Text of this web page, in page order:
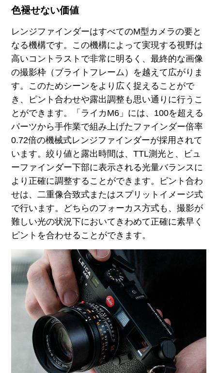
色褪せない価値
レンジファインダーはすべてのM型カメラの要と
なる機構です。この機構によって実現する視野は
高いコントラストで非常に明るく、最終的な画像
の撮影枠（ブライトフレーム）を越えて広がりま
す。このためシーンをより広く捉えることがで
き、ピント合わせや露出調整も思い通りに行うこ
とができます。「ライカM6」には、100を超える
パーツから手作業で組み上げたファインダー倍率
0.72倍の機械式レンジファインダーが採用されて
います。絞り値と露出時間は、TTL測光と、ビュ
ーファインダー下部に表示される光量バランスに
より正確に調整することができます。ピント合わ
せは、二重像合致式またはスプリットイメージ式
で行います。どちらのフォーカス方式も、撮影が
難しい光の状況下においてきわめて正確に素早く
ピントを合わせることができます。